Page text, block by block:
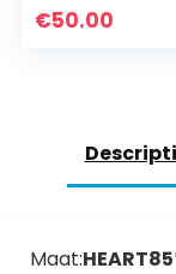
€50.00
Maat: